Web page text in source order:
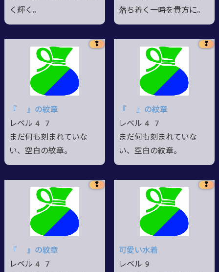
く輝く。
落ち着く一時を貴方に。
❢
『 』の紋章
レベル47
まだ何も刻まれていな
い、空白の紋章。
❢
『 』の紋章
レベル47
まだ何も刻まれていな
い、空白の紋章。
❢
『 』の紋章
レベル47
❢
可愛い水着
レベル9